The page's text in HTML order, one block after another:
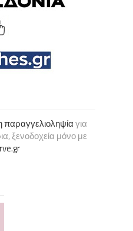
για
ξενοδοχεία μόνο με